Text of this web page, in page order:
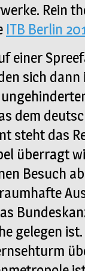
Rein
ITB Berlin
einer
sich
dem
steht das
überragt
Besuch
gelegen